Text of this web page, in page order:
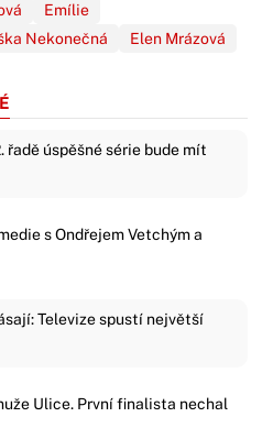
Emílie
Nekonečná Elen Mrázová
řadě úspěšné série bude mít
s Ondřejem Vetchým a
Televize spustí největší
Ulice. První finalista nechal